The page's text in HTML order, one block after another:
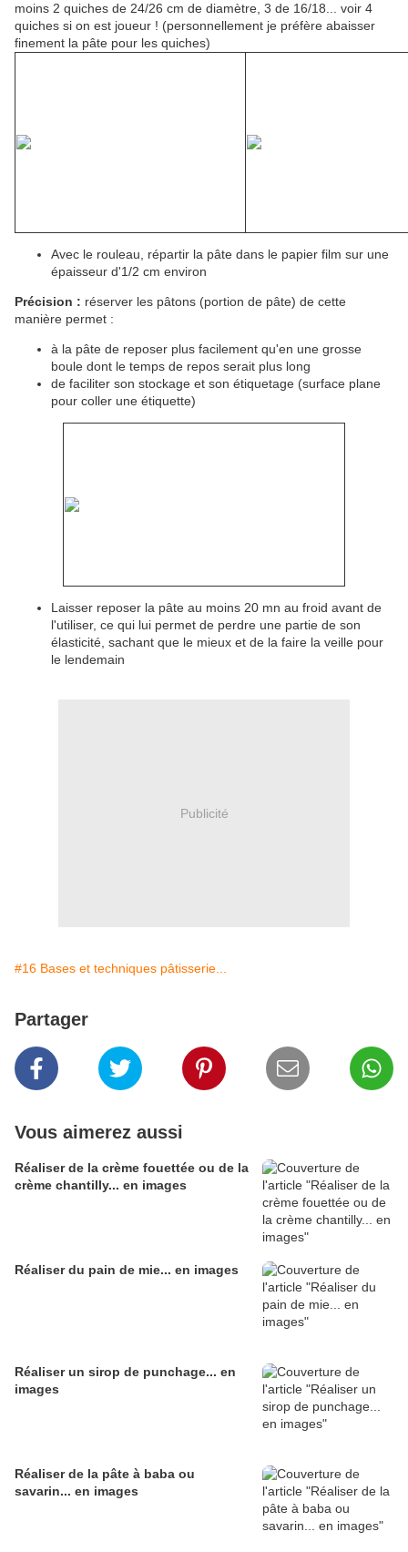
moins 2 quiches de 24/26 cm de diamètre, 3 de 16/18... voir 4
quiches si on est joueur ! (personnellement je préfère abaisser
finement la pâte pour les quiches)
Avec le rouleau, répartir la pâte dans le papier film sur une
épaisseur d'1/2 cm environ
Précision : réserver les pâtons (portion de pâte) de cette
manière permet :
à la pâte de reposer plus facilement qu'en une grosse
boule dont le temps de repos serait plus long
de faciliter son stockage et son étiquetage (surface plane
pour coller une étiquette)
Laisser reposer la pâte au moins 20 mn au froid avant de
l'utiliser, ce qui lui permet de perdre une partie de son
élasticité, sachant que le mieux et de la faire la veille pour
le lendemain
Publicité
#16 Bases et techniques pâtisserie...
Partager
Vous aimerez aussi
Réaliser de la crème fouettée ou de la
crème chantilly... en images
Réaliser du pain de mie... en images
Réaliser un sirop de punchage... en
images
Réaliser de la pâte à baba ou
savarin... en images